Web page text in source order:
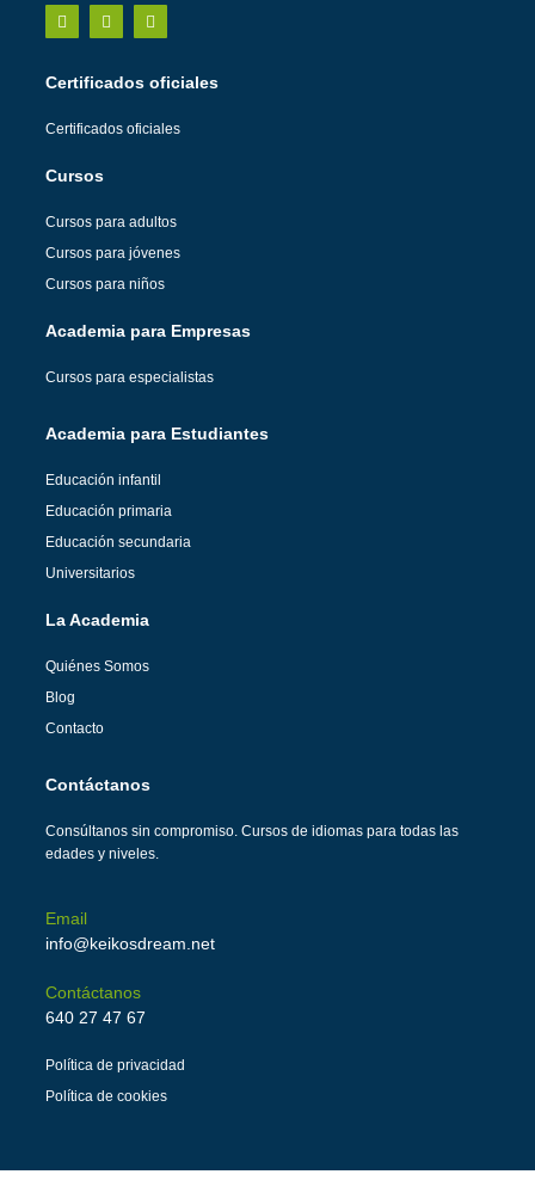
Certificados oficiales
Certificados oficiales
Cursos
Cursos para adultos
Cursos para jóvenes
Cursos para niños
Academia para Empresas
Cursos para especialistas
Academia para Estudiantes
Educación infantil
Educación primaria
Educación secundaria
Universitarios
La Academia
Quiénes Somos
Blog
Contacto
Contáctanos
Consúltanos sin compromiso. Cursos de idiomas para todas las
edades y niveles.
Email
info@keikosdream.net
Contáctanos
640 27 47 67
Política de privacidad
Política de cookies